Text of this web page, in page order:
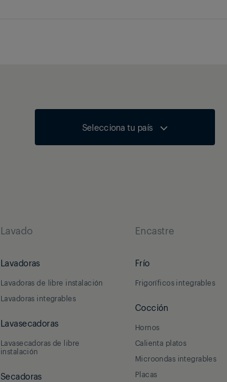
Selecciona tu país
Lavado
Lavadoras
Lavadoras de libre instalación
Lavadoras integrables
Lavasecadoras
Lavasecadoras de libre
instalación
Secadoras
Encastre
Frío
Frigoríficos integrables
Cocción
Hornos
Calienta platos
Microondas integrables
Placas